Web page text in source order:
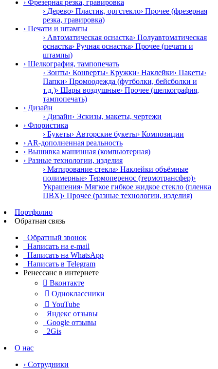
› Фрезерная резка, гравировка
› Дерево› Пластик, оргстекло› Прочее (фрезерная
резка, гравировка)
› Печати и штампы
› Автоматическая оснастка› Полуавтоматическая
оснастка› Ручная оснастка› Прочее (печати и
штампы)
› Шелкография, тампопечать
› Зонты› Конверты› Кружки› Наклейки› Пакеты›
Папки› Промоодежда (футболки, бейсболки и
т.д.)› Шары воздушные› Прочее (шелкография,
тампопечать)
› Дизайн
› Дизайн› Эскизы, макеты, чертежи
› Флористика
› Букеты› Авторские букеты› Композиции
› AR-дополненная реальность
› Вышивка машинная (компьютерная)
› Разные технологии, изделия
› Матирование стекла› Наклейки объёмные
полимерные› Термоперенос (термотрансфер)›
Украшения› Мягкое гибкое жидкое стекло (пленка
ПВХ)› Прочее (разные технологии, изделия)
Портфолио
Обратная связь
Обратный звонок
Написать на e-mail
Написать на WhatsApp
Написать в Telegram
Ренессанс в интернете
 Вконтакте
 Одноклассники
 YouTube
Яндекс отзывы
Google отзывы
2Gis
О нас
› Сотрудники